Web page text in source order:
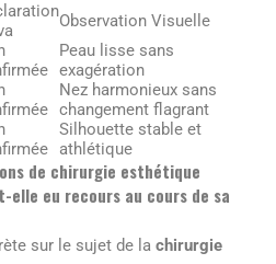
Observation Visuelle
Peau lisse sans
exagération
Nez harmonieux sans
changement flagrant
Silhouette stable et
athlétique
de chirurgie esthétique
elle eu recours au cours de sa
sur le sujet de la chirurgie